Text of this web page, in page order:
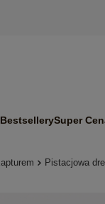
BestsellerySuper
Pistacjowa